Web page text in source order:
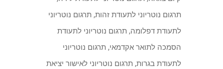
תרגום נוטריוני לתעודת זהות, תרגום נוטריוני
לתעודת דפלומה, תרגום נוטריוני לתעודת
הסמכה לתואר אקדמאי, תרגום נוטריוני
לתעודת בגרות, תרגום נוטריוני לאישור יציאת